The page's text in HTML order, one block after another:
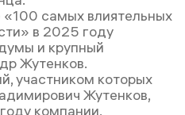
самых влиятельных
в 2025 году
и крупный
Жутенков.
участником которых
Жутенков,
компании,